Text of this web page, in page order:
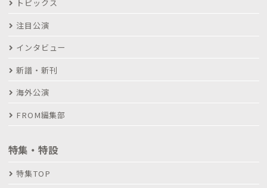
トピックス
注目公演
インタビュー
新譜・新刊
海外公演
FROM編集部
特集・特設
特集TOP